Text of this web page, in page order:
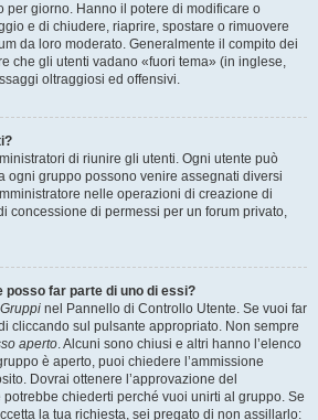
per giorno. Hanno il potere di modificare o
e di chiudere, riaprire, spostare o rimuovere
da loro moderato. Generalmente il compito dei
che gli utenti vadano «fuori tema» (in inglese,
oltraggiosi ed offensivi.
di riunire gli utenti. Ogni utente può
ogni gruppo possono venire assegnati diversi
nelle operazioni di creazione di
concessione di permessi per un forum privato,
posso far parte di uno di essi?
Gruppi nel Pannello di Controllo Utente. Se vuoi far
cliccando sul pulsante appropriato. Non sempre
aperto. Alcuni sono chiusi e altri hanno l’elenco
è aperto, puoi chiedere l’ammissione
Dovrai ottenere l’approvazione del
chiederti perché vuoi unirti al gruppo. Se
la tua richiesta, sei pregato di non assillarlo: